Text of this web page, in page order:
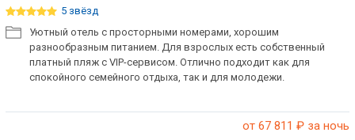
5 звёзд
Уютный отель с просторными номерами, хорошим
разнообразным питанием. Для взрослых есть собственный
платный пляж с VIP-сервисом. Отлично подходит как для
спокойного семейного отдыха, так и для молодежи.
от 67 811 ₽ за ночь
звезды
Сетевые отели Турции